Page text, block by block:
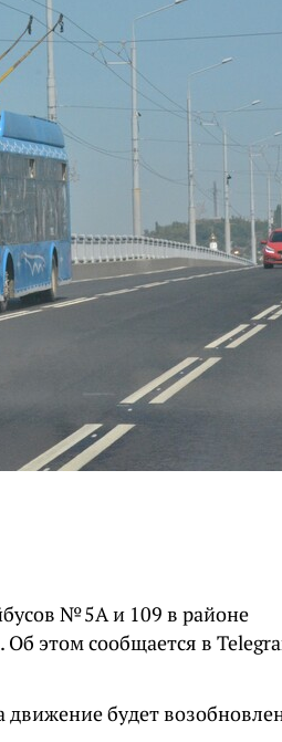
№ 5А и 109 в районе
этом сообщается в
движение будет